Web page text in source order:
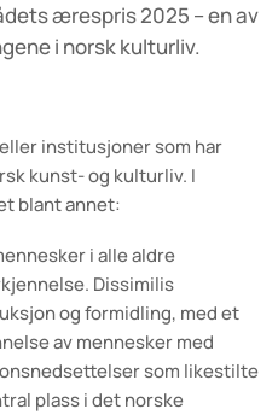
ærespris 2025 – en av
i norsk kulturliv.
institusjoner som har
kunst- og kulturliv. I
blant annet:
i alle aldre
Dissimilis
og formidling, med et
av mennesker med
som likestilte
plass i det norske